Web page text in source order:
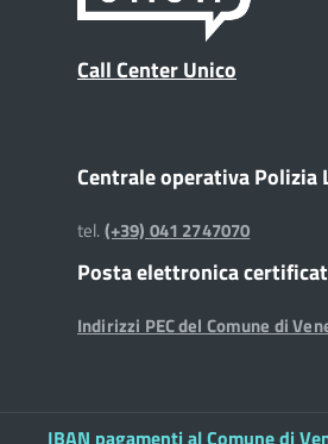
Call Center Unico
Centrale operativa Polizia
tel.(+39) 041 2747070
Posta elettronica
Indirizzi PEC del Comune di
IBAN pagamenti al Comune di